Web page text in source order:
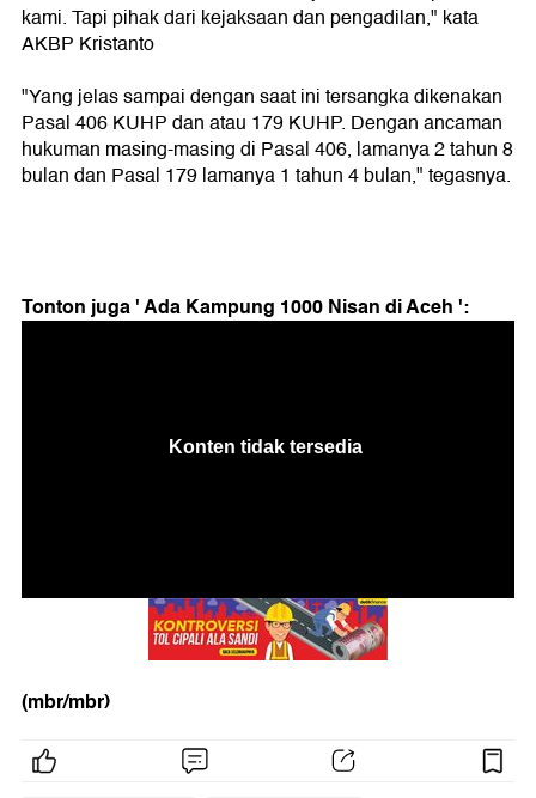
kami. Tapi pihak dari kejaksaan dan pengadilan," kata
AKBP Kristanto
"Yang jelas sampai dengan saat ini tersangka dikenakan
Pasal 406 KUHP dan atau 179 KUHP. Dengan ancaman
hukuman masing-masing di Pasal 406, lamanya 2 tahun 8
bulan dan Pasal 179 lamanya 1 tahun 4 bulan," tegasnya.
Tonton juga ' Ada Kampung 1000 Nisan di Aceh ':
(mbr/mbr)